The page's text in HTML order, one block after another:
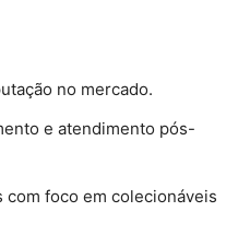
no mercado.
e atendimento pós-
com foco em colecionáveis